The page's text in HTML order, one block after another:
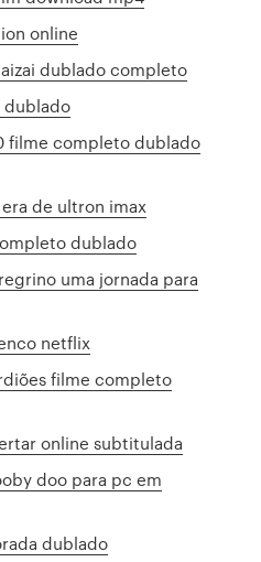
online
dublado completo
dublado
filme completo dublado
de ultron imax
dublado
uma jornada para
netflix
filme completo
online subtitulada
doo para pc em
dublado